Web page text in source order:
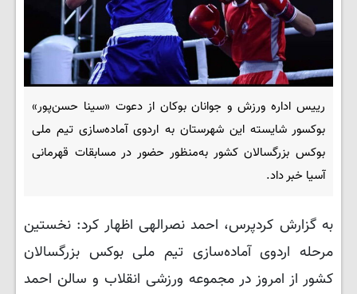
رییس اداره ورزش و جوانان بوکان از دعوت «سینا حسن‌پور»
بوکسور شایسته این شهرستان به اردوی آماده‌سازی تیم ملی
بوکس بزرگسالان کشور به‌منظور حضور در مسابقات قهرمانی
آسیا خبر داد.
به گزارش کردپرس، احمد نصرالهی اظهار کرد: نخستین
مرحله اردوی آماده‌سازی تیم ملی بوکس بزرگسالان
کشور از امروز در مجموعه ورزشی انقلاب و سالن احمد